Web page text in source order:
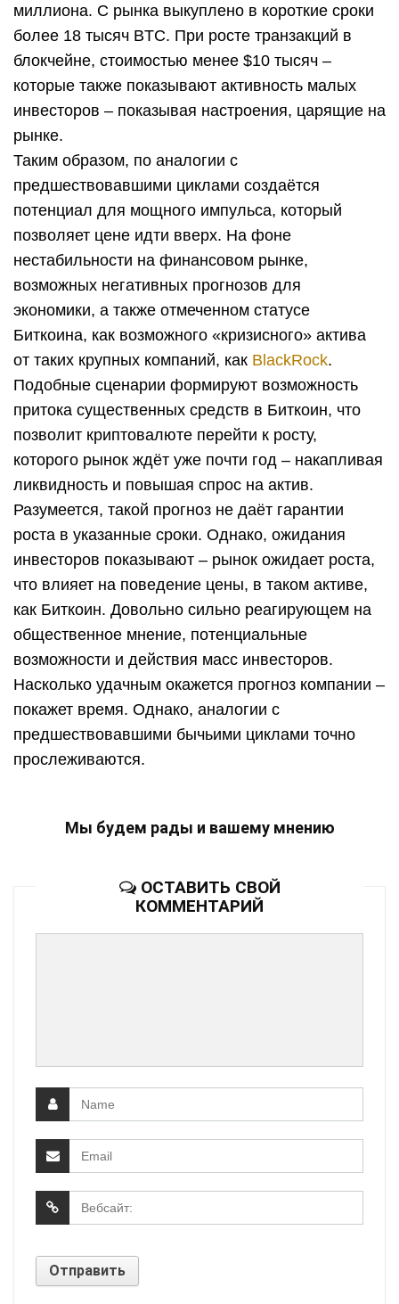
миллиона. С рынка выкуплено в короткие сроки
более 18 тысяч BTC. При росте транзакций в
блокчейне, стоимостью менее $10 тысяч –
которые также показывают активность малых
инвесторов – показывая настроения, царящие на
рынке.
Таким образом, по аналогии с
предшествовавшими циклами создаётся
потенциал для мощного импульса, который
позволяет цене идти вверх. На фоне
нестабильности на финансовом рынке,
возможных негативных прогнозов для
экономики, а также отмеченном статусе
Биткоина, как возможного «кризисного» актива
от таких крупных компаний, как BlackRock.
Подобные сценарии формируют возможность
притока существенных средств в Биткоин, что
позволит криптовалюте перейти к росту,
которого рынок ждёт уже почти год – накапливая
ликвидность и повышая спрос на актив.
Разумеется, такой прогноз не даёт гарантии
роста в указанные сроки. Однако, ожидания
инвесторов показывают – рынок ожидает роста,
что влияет на поведение цены, в таком активе,
как Биткоин. Довольно сильно реагирующем на
общественное мнение, потенциальные
возможности и действия масс инвесторов.
Насколько удачным окажется прогноз компании –
покажет время. Однако, аналогии с
предшествовавшими бычьими циклами точно
прослеживаются.
Мы будем рады и вашему мнению
ОСТАВИТЬ СВОЙ
КОММЕНТАРИЙ